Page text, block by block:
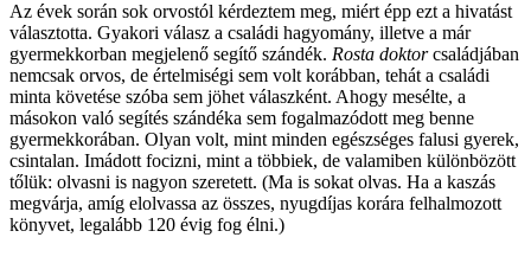
Az évek során sok orvostól kérdeztem meg, miért épp ezt a hivatást
választotta. Gyakori válasz a családi hagyomány, illetve a már
gyermekkorban megjelenő segítő szándék. Rosta doktorcsaládjában
nemcsak orvos, de értelmiségi sem volt korábban, tehát a családi
minta követése szóba sem jöhet válaszként. Ahogy mesélte, a
másokon való segítés szándéka sem fogalmazódott meg benne
gyermekkorában. Olyan volt, mint minden egészséges falusi gyerek,
csintalan. Imádott focizni, mint a többiek, de valamiben különbözött
tőlük: olvasni is nagyon szeretett. (Ma is sokat olvas. Ha a kaszás
megvárja, amíg elolvassa az összes, nyugdíjas korára felhalmozott
könyvet, legalább 120 évig fog élni.)